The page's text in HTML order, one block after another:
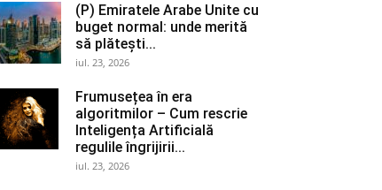
(P) Emiratele Arabe Unite cu
buget normal: unde merită
să plătești...
iul. 23, 2026
Frumusețea în era
algoritmilor – Cum rescrie
Inteligența Artificială
regulile îngrijirii...
iul. 23, 2026